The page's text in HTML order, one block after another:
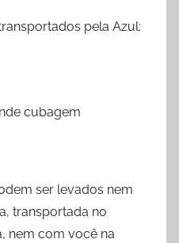
pela Azul:
cubagem
ser levados nem
transportada no
nem com você na